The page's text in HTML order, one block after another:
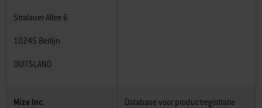
Stralauer Allee 6
10245 Berlijn
DUITSLAND
Mize Inc. Database voor productregistratie